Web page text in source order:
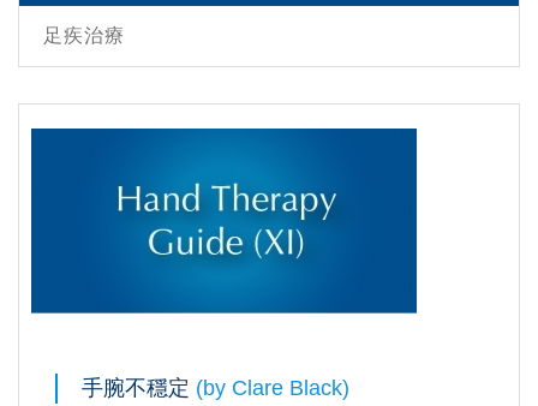
足疾治療
手腕不穩定 (by Clare Black)